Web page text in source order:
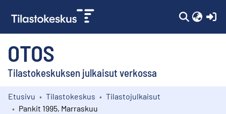
OTOS
Tilastokeskuksen julkaisut verkossa
Kokoelmat
Etusivu Tilastokeskus
Tilastojulkaisut
Pankit 1995, Marraskuu